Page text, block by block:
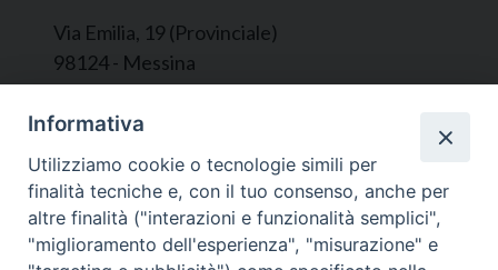
Via Emilia, 19 (Provinciale)
98124 - Messina
Segreteria e Amministrazione:
L’Ufficio è aperto tutti i giorni da lunedì a
venerdì, dalle ore 9.30 alle ore 12.30.
Tel. 090.9146045
mail:ufficiocaritas@diocesimessina.it.
Informativa
Utilizziamo cookie o tecnologie simili per
finalità tecniche e, con il tuo consenso, anche per
altre finalità ("interazioni e funzionalità semplici",
"miglioramento dell'esperienza", "misurazione" e